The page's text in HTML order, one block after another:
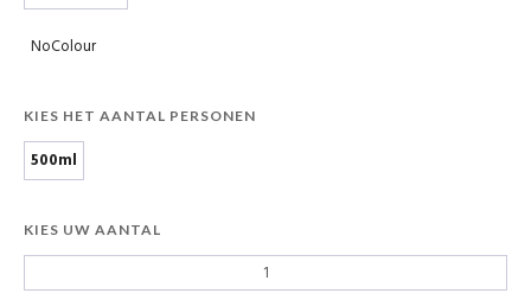
NoColour
KIES HET AANTAL PERSONEN
500ml
KIES UW AANTAL